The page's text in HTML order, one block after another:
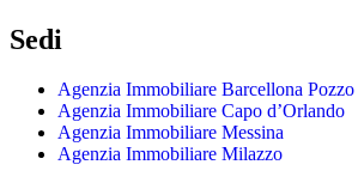
Sedi
Agenzia Immobiliare Barcellona
Agenzia Immobiliare Capo d’Orlando
Agenzia Immobiliare Messina
Agenzia Immobiliare Milazzo